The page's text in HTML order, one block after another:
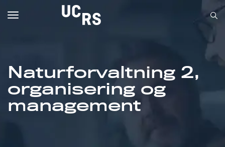
Om UCRS
Bliv faglært
Naturforvaltning 2,
organisering og
management